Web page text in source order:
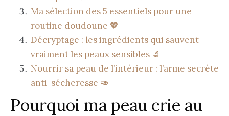
Ma sélection des 5 essentiels pour une
routine doudoune 💖
Décryptage : les ingrédients qui sauvent
vraiment les peaux sensibles 🔬
Nourrir sa peau de l’intérieur : l’arme secrète
anti-sécheresse 🥑
Pourquoi ma peau crie au